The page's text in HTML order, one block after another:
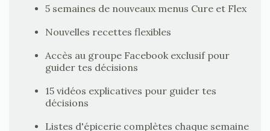
5 semaines de nouveaux menus Cure et Flex
Nouvelles recettes flexibles
Accès au groupe Facebook exclusif pour
guider tes décisions
15 vidéos explicatives pour guider tes
décisions
Listes d'épicerie complètes chaque semaine